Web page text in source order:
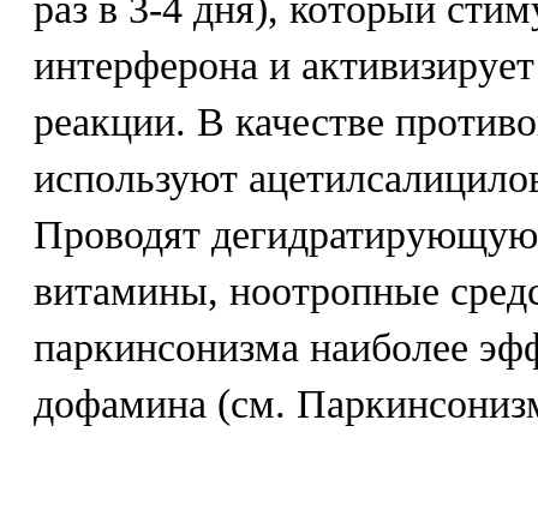
раз в 3-4 дня), который
интерферона и
реакции. В качестве
используют
Проводят
витамины, ноотропные
паркинсонизма наиболее
дофамина (см.